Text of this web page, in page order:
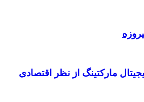
مارکتینگ از نظر اقتصادی